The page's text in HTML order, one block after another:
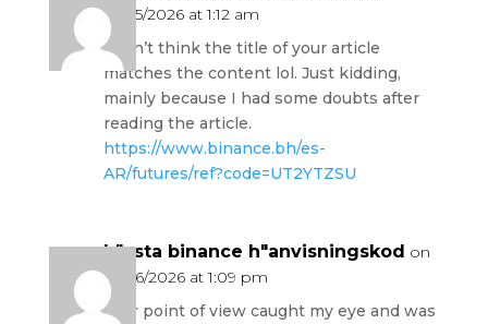
10/05/2026 at 1:12 am
I don’t think the title of your article
matches the content lol. Just kidding,
mainly because I had some doubts after
reading the article.
https://www.binance.bh/es-
AR/futures/ref?code=UT2YTZSU
b"asta binance h"anvisningskod on
10/06/2026 at 1:09 pm
Your point of view caught my eye and was